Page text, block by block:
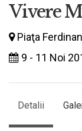
Vivere
Piaţa
9 - 11 Noi
Detalii